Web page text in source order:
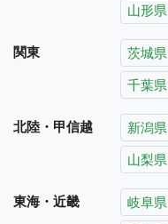
山形県
関東 茨城県
千葉県
北陸・甲信越 新潟県
山梨県
東海・近畿 岐阜県